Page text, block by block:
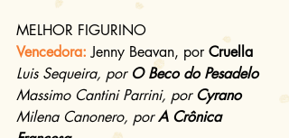
MELHOR FIGURINO
Vencedora: Jenny Beavan, por Cruella
Luis Sequeira, por O Beco do Pesadelo
Massimo Cantini Parrini, por Cyrano
Milena Canonero, por A Crônica